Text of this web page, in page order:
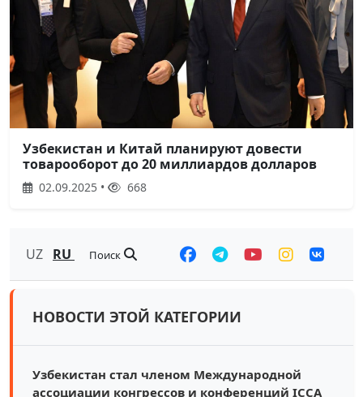
Узбекистан и Китай планируют довести
товарооборот до 20 миллиардов долларов
02.09.2025 • 668
UZ RU Поиск
НОВОСТИ ЭТОЙ КАТЕГОРИИ
Узбекистан стал членом Международной
ассоциации конгрессов и конференций ICCA